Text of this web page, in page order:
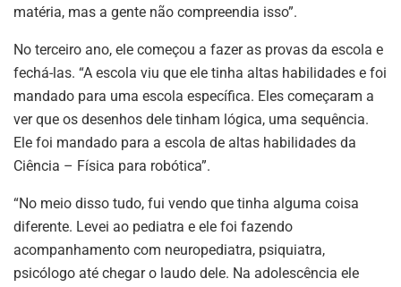
matéria, mas a gente não compreendia isso”.
No terceiro ano, ele começou a fazer as provas da escola e
fechá-las. “A escola viu que ele tinha altas habilidades e foi
mandado para uma escola específica. Eles começaram a
ver que os desenhos dele tinham lógica, uma sequência.
Ele foi mandado para a escola de altas habilidades da
Ciência – Física para robótica”.
“No meio disso tudo, fui vendo que tinha alguma coisa
diferente. Levei ao pediatra e ele foi fazendo
acompanhamento com neuropediatra, psiquiatra,
psicólogo até chegar o laudo dele. Na adolescência ele